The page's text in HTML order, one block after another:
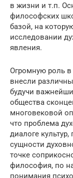
в жизни и т.п.
философских
базой, на
исследовании
явления.
Огромную роль
внесли
будучи
общества
многовековой
что проблема
диалоге
сущности
точке
философия, по
понимания